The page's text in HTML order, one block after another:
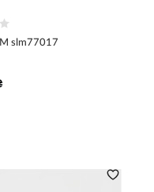
slm77017